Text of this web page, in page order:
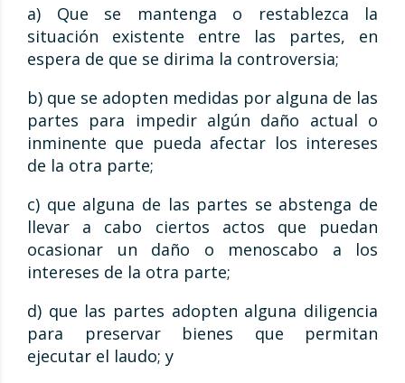
a) Que se mantenga o restablezca la
situación existente entre las partes, en
espera de que se dirima la controversia;
b) que se adopten medidas por alguna de las
partes para impedir algún daño actual o
inminente que pueda afectar los intereses
de la otra parte;
c) que alguna de las partes se abstenga de
llevar a cabo ciertos actos que puedan
ocasionar un daño o menoscabo a los
intereses de la otra parte;
d) que las partes adopten alguna diligencia
para preservar bienes que permitan
ejecutar el laudo; y